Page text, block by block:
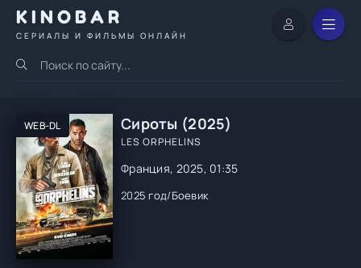
KINOBAR
СЕРИАЛЫ И ФИЛЬМЫ ОНЛАЙН
WEB-DL Сироты (2025)
LES ORPHELINS
Франция, 2025, 01:35
2025 год/Боевик